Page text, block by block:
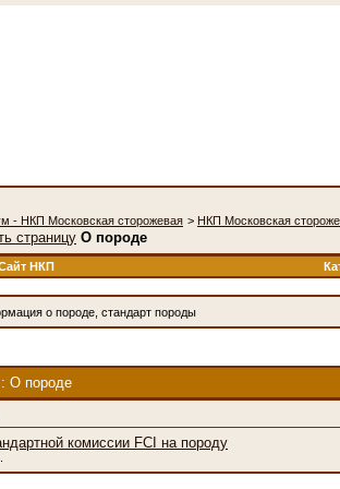
- НКП Московская сторожевая > НКП Московская
О породе
НКП
о породе, стандарт породы
О породе
комиссии FCI на породу